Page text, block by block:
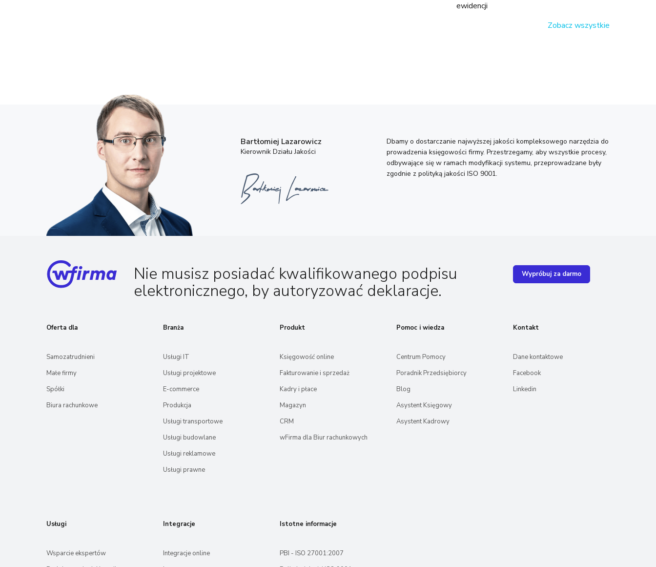
ewidencji
Zobacz wszystkie
Dbamy o dostarczanie najwyższej jakości kompleksowego narzędzia do
prowadzenia księgowości firmy. Przestrzegamy, aby wszystkie procesy,
odbywające się w ramach modyfikacji systemu, przeprowadzane były
zgodnie z polityką jakości ISO 9001.
Bartłomiej Lazarowicz
Kierownik Działu Jakości
Nie musisz posiadać kwalifikowanego podpisu
elektronicznego, by autoryzować deklaracje.
Wypróbuj za darmo
Oferta dla
Samozatrudnieni
Małe firmy
Spółki
Biura rachunkowe
Branża
Usługi IT
Usługi projektowe
E-commerce
Produkcja
Usługi transportowe
Usługi budowlane
Usługi reklamowe
Usługi prawne
Produkt
Księgowość online
Fakturowanie i sprzedaż
Kadry i płace
Magazyn
CRM
wFirma dla Biur rachunkowych
Pomoc i wiedza
Centrum Pomocy
Poradnik Przedsiębiorcy
Blog
Asystent Księgowy
Asystent Kadrowy
Kontakt
Dane kontaktowe
Facebook
Linkedin
Usługi
Wsparcie ekspertów
Integracje
Integracje online
Istotne informacje
PBI - ISO 27001:2007